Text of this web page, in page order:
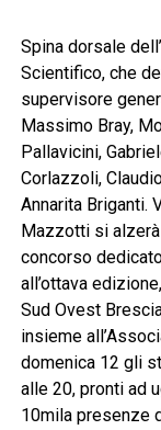
Spina dorsale
Scientifico, che
supervisore
Massimo Bray,
Pallavicini,
Corlazzoli,
Annarita Briganti.
Mazzotti si
concorso
all’ottava
Sud Ovest
insieme
domenica 12 gli
alle 20, pronti ad
10mila presenze